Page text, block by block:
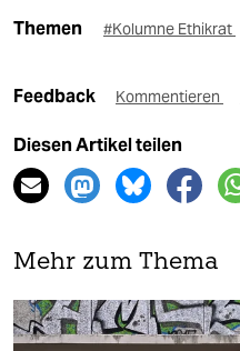
Themen #Kolumne Ethikrat
Feedback Kommentieren
Diesen Artikel teilen
Mehr zum Thema